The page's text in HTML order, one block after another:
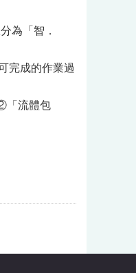
為「智．
完成的作業過
「流體包